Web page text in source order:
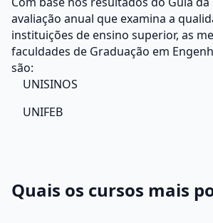
avaliação anual que examina a
instituições de ensino superior, as
faculdades de Graduação em
são:
UNISINOS
UNIFEB
Quais os cursos mais